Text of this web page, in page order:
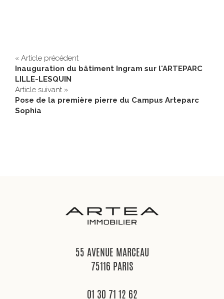
« Article précédent
Inauguration du bâtiment Ingram sur l'ARTEPARC
LILLE-LESQUIN
Article suivant »
Pose de la première pierre du Campus Arteparc
Sophia
55 AVENUE MARCEAU
75116 PARIS
01 30 71 12 62